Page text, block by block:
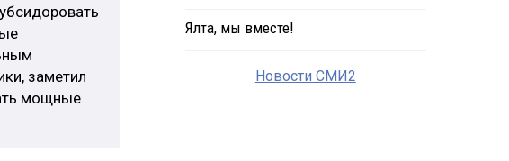
заметил
мощные
Ялта, мы вместе!
Новости СМИ2